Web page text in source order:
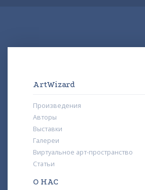
ArtWizard
Произведения
Авторы
Выставки
Галереи
Виртуальное арт-пространство
Статьи
О НАС